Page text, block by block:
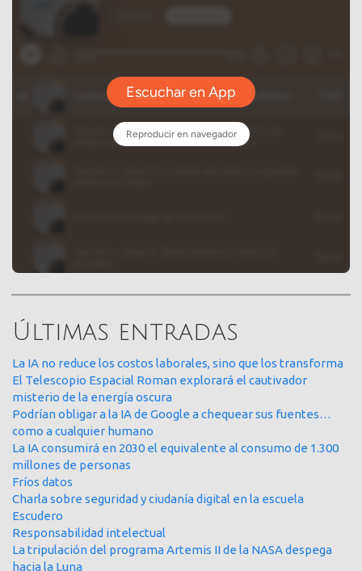
Últimas entradas
La IA no reduce los costos laborales, sino que los transforma
El Telescopio Espacial Roman explorará el cautivador
misterio de la energía oscura
Podrían obligar a la IA de Google a chequear sus fuentes…
como a cualquier humano
La IA consumirá en 2030 el equivalente al consumo de 1.300
millones de personas
Fríos datos
Charla sobre seguridad y ciudanía digital en la escuela
Escudero
Responsabilidad intelectual
La tripulación del programa Artemis II de la NASA despega
hacia la Luna